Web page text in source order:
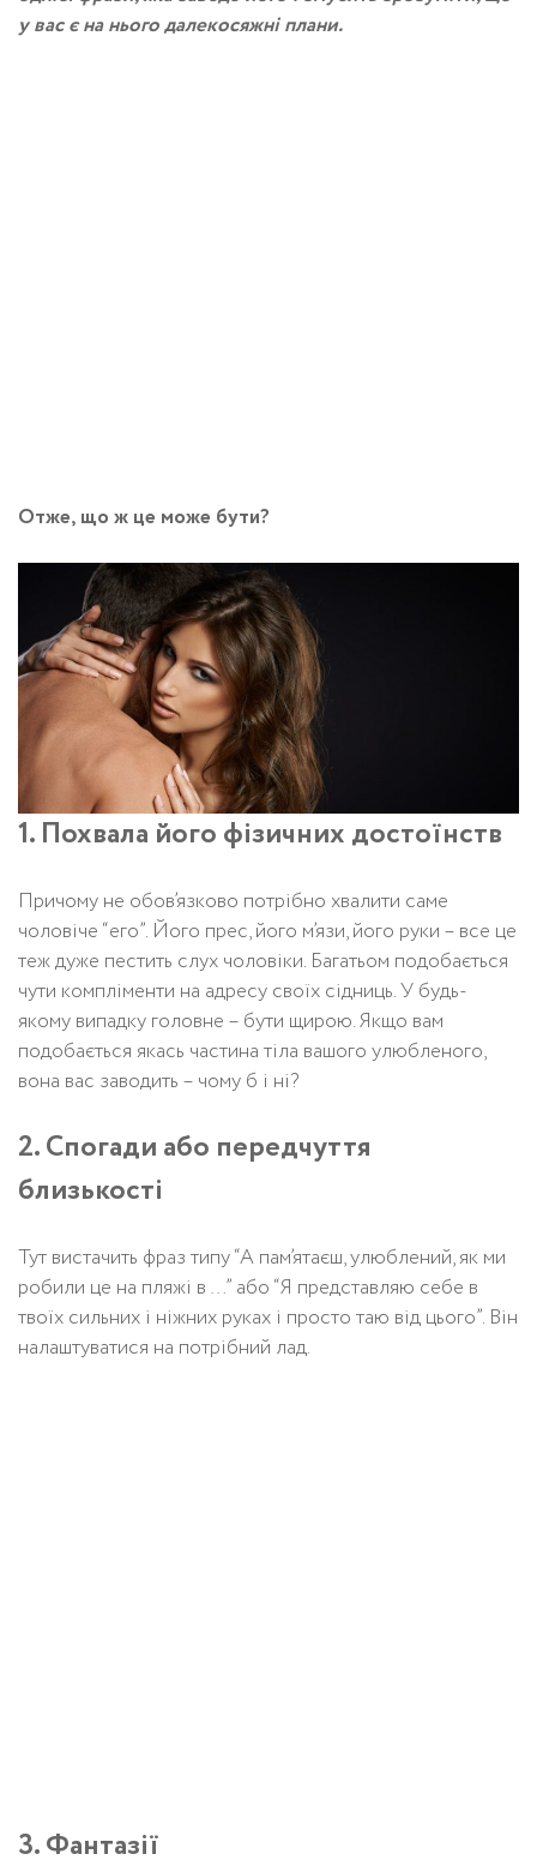
у вас є на нього далекосяжні плани.
Отже, що ж це може бути?
1. Похвала його фізичних достоїнств
Причому не обов’язково потрібно хвалити саме
чоловіче “его”. Його прес, його м’язи, його руки – все це
теж дуже пестить слух чоловіки. Багатьом подобається
чути компліменти на адресу своїх сідниць. У будь-
якому випадку головне – бути щирою. Якщо вам
подобається якась частина тіла вашого улюбленого,
вона вас заводить – чому б і ні?
2. Спогади або передчуття
близькості
Тут вистачить фраз типу “А пам’ятаєш, улюблений, як ми
робили це на пляжі в …” або “Я представляю себе в
твоїх сильних і ніжних руках і просто таю від цього”. Він
налаштуватися на потрібний лад.
3. Фантазії